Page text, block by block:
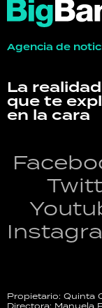
Agencia de
La realidad
que te
en la cara
Propietario: Quinta
Directora: Manuela